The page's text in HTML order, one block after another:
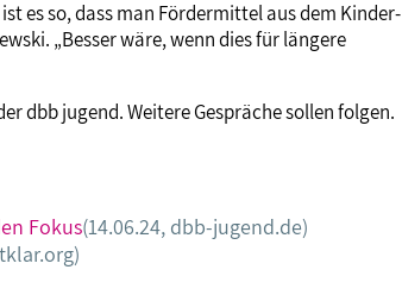
es so, dass man Fördermittel aus dem Kinder-
„Besser wäre, wenn dies für längere
dbb jugend. Weitere Gespräche sollen folgen.
Fokus(14.06.24, dbb-jugend.de)